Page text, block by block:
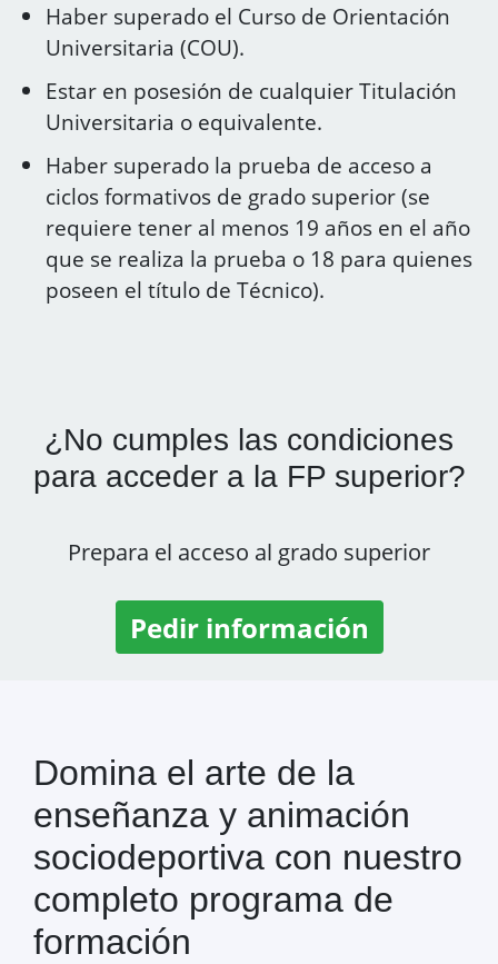
Haber superado el Curso de Orientación
Universitaria (COU).
Estar en posesión de cualquier Titulación
Universitaria o equivalente.
Haber superado la prueba de acceso a
ciclos formativos de grado superior (se
requiere tener al menos 19 años en el año
que se realiza la prueba o 18 para quienes
poseen el título de Técnico).
¿No cumples las condiciones
para acceder a la FP superior?
Prepara el acceso al grado superior
Pedir información
Domina el arte de la
enseñanza y animación
sociodeportiva con nuestro
completo programa de
formación